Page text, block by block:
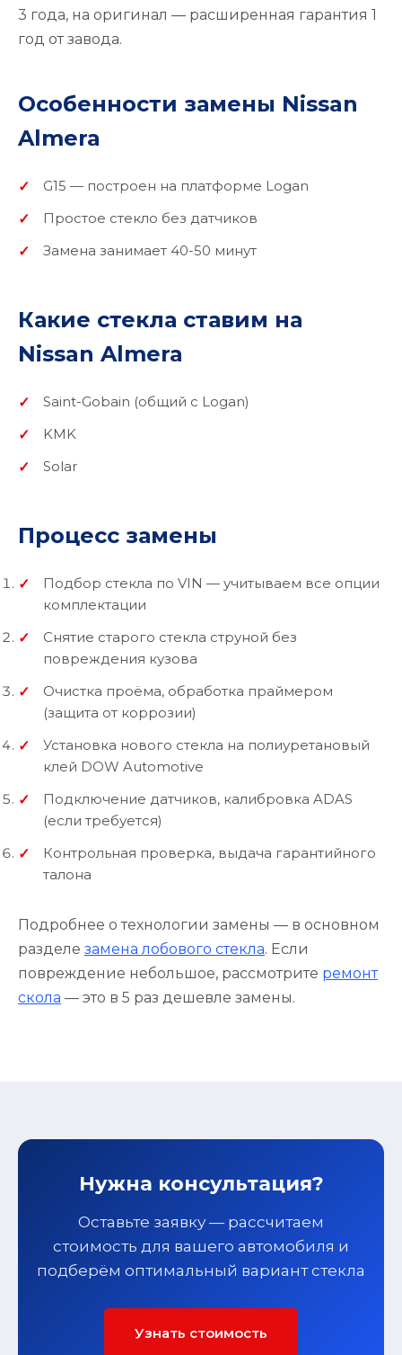
3 года, на оригинал — расширенная гарантия 1
год от завода.
Особенности замены Nissan
Almera
G15 — построен на платформе Logan
Простое стекло без датчиков
Замена занимает 40-50 минут
Какие стекла ставим на
Nissan Almera
Saint-Gobain (общий с Logan)
KMK
Solar
Процесс замены
Подбор стекла по VIN — учитываем все опции
комплектации
Снятие старого стекла струной без
повреждения кузова
Очистка проёма, обработка праймером
(защита от коррозии)
Установка нового стекла на полиуретановый
клей DOW Automotive
Подключение датчиков, калибровка ADAS
(если требуется)
Контрольная проверка, выдача гарантийного
талона
Подробнее о технологии замены — в основном
разделе замена лобового стекла. Если
повреждение небольшое, рассмотрите ремонт
скола — это в 5 раз дешевле замены.
Нужна консультация?
Оставьте заявку — рассчитаем
стоимость для вашего автомобиля и
подберём оптимальный вариант стекла
Узнать стоимость